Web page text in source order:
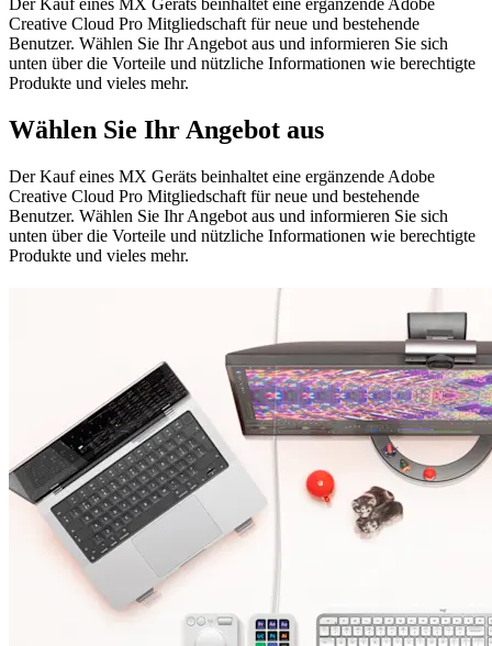
Der Kauf eines MX Geräts beinhaltet eine ergänzende Adobe
Creative Cloud Pro Mitgliedschaft für neue und bestehende
Benutzer. Wählen Sie Ihr Angebot aus und informieren Sie sich
unten über die Vorteile und nützliche Informationen wie berechtigte
Produkte und vieles mehr.
Wählen Sie Ihr Angebot aus
Der Kauf eines MX Geräts beinhaltet eine ergänzende Adobe
Creative Cloud Pro Mitgliedschaft für neue und bestehende
Benutzer. Wählen Sie Ihr Angebot aus und informieren Sie sich
unten über die Vorteile und nützliche Informationen wie berechtigte
Produkte und vieles mehr.